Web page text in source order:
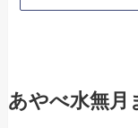
あやべ水無月